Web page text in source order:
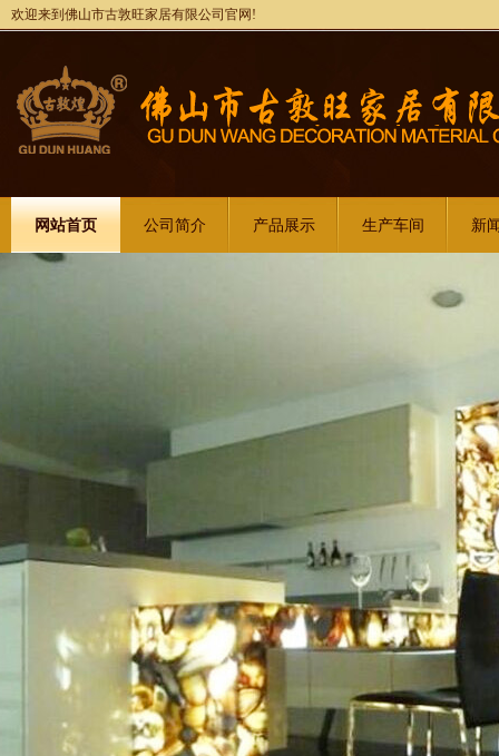
欢迎来到佛山市古敦旺家居有限公司官网!
网站首页 公司简介 产品展示 生产车间 新